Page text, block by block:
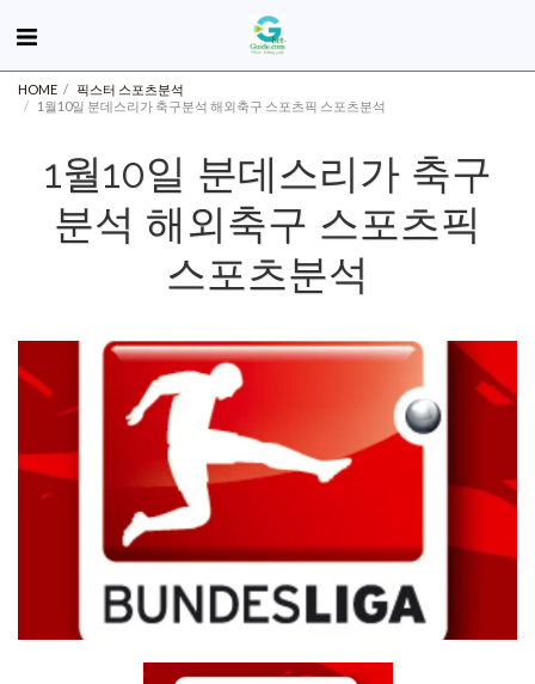
HOME
픽스터 스포츠분석
1월10일 분데스리가 축구분석 해외축구 스포츠픽 스포츠분석
1월10일 분데스리가 축구
분석 해외축구 스포츠픽
스포츠분석